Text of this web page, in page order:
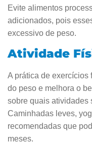
Evite alimentos
adicionados, pois
excessivo de peso.
Atividade
A prática de exercícios
do peso e melhora o
sobre quais atividades
Caminhadas leves,
recomendadas que
meses.